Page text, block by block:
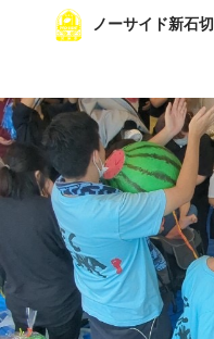
ノーサイド新石切